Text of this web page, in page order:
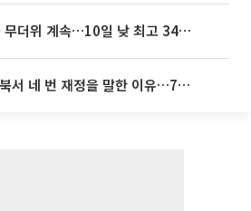
[내일 날씨] 전국 무더위 계속…10일 낮 최고 34도 육박
추미애가 페이스북서 네 번 재정을 말한 이유…7700억 추경 열쇠는 도의회에